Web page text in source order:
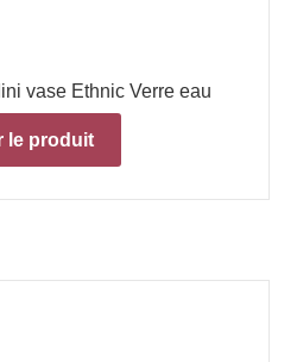
vase Ethnic Verre eau
le produit